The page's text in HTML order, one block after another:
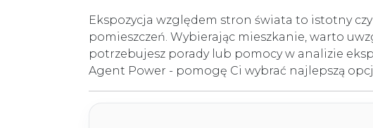
Ekspozycja względem stron świata to istotny
pomieszczeń. Wybierając mieszkanie, warto
potrzebujesz porady lub pomocy w analizie
Agent Power - pomogę Ci wybrać najlepszą